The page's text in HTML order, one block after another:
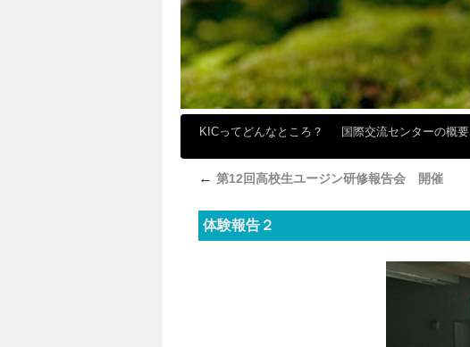
KICってどんなところ？ 国際交流センターの概要
← 第12回高校生ユージン研修報告会 開催
体験報告２